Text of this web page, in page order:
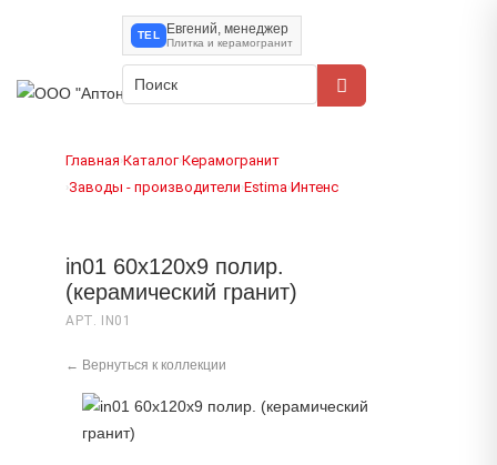
TEL Евгений, менеджер
Плитка и керамогранит
Главная›Каталог›Керамогранит
›Заводы - производители›Estima›Интенс
in01 60x120х9 полир.
(керамический гранит)
АРТ. IN01
← Вернуться к коллекции